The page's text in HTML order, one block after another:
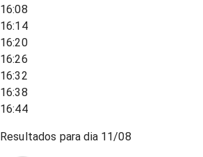
16:08
16:14
16:20
16:26
16:32
16:38
16:44
Resultados para dia 11/08